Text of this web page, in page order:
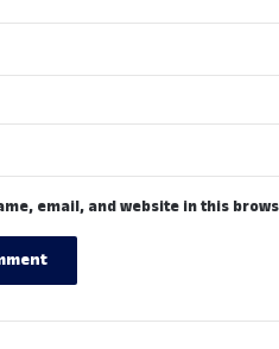
email, and website in this